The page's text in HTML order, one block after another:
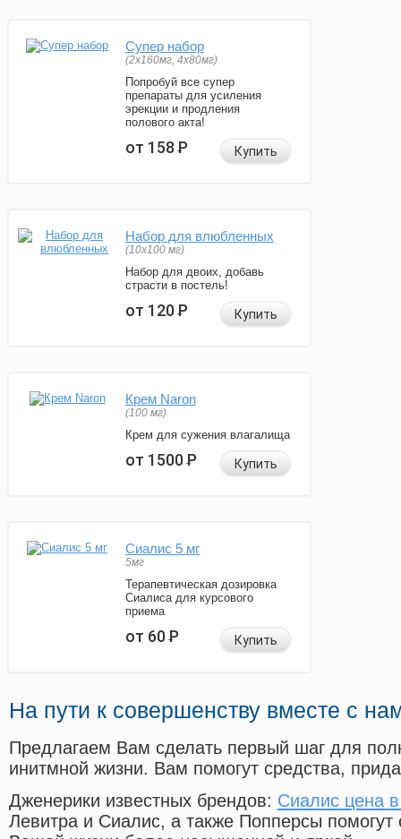
Супер набор
(2х160мг, 4х80мг)
Попробуй все супер
препараты для усиления
эрекции и продления
полового акта!
от 158Р Купить
Набор для влюбленных
(10х100 мг)
Набор для двоих, добавь
страсти в постель!
от 120Р Купить
Крем Naron
(100 мг)
Крем для сужения влагалища
от 1500Р Купить
Сиалис 5 мг
5мг
Терапевтическая дозировка
Сиалиса для курсового
приема
от 60Р Купить
На пути к совершенству вместе с
Предлагаем Вам сделать первый шаг для
инитмной жизни. Вам помогут средства,
Дженерики известных брендов: Сиалис цена
Левитра и Сиалис, а также Попперсы помогут